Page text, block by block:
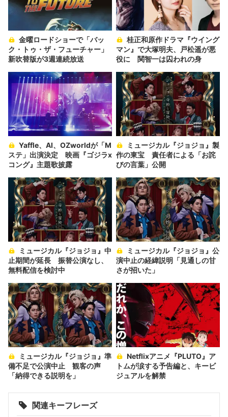
ク・トゥ・ザ・フューチャー」
新吹替版が3週連続放送
マン』で大塚明夫、戸松遥が悪
役に 関智一は囚われの身
ステ」出演決定 映画『ゴジラx
コング』主題歌披露
作の東宝 責任者による「お詫
びの言葉」公開
止期間が延長 振替公演なし、
無料配信を検討中
演中止の経緯説明「見通しの甘
さが招いた」
備不足で公演中止 観客の声
「納得できる説明を」
トムが涙する予告編と、キービ
ジュアルを解禁
関連キーフレーズ